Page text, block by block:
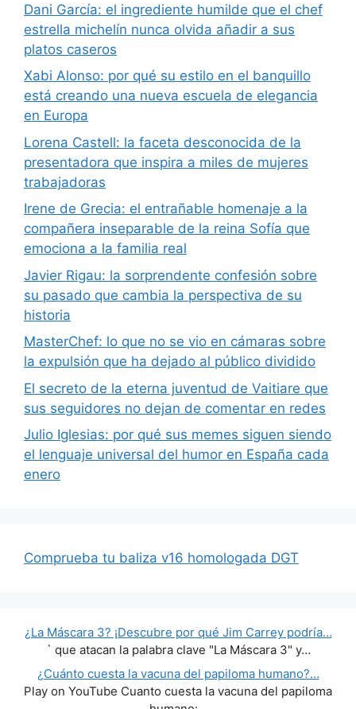
Dani García: el ingrediente humilde que el chef
estrella michelín nunca olvida añadir a sus
platos caseros
Xabi Alonso: por qué su estilo en el banquillo
está creando una nueva escuela de elegancia
en Europa
Lorena Castell: la faceta desconocida de la
presentadora que inspira a miles de mujeres
trabajadoras
Irene de Grecia: el entrañable homenaje a la
compañera inseparable de la reina Sofía que
emociona a la familia real
Javier Rigau: la sorprendente confesión sobre
su pasado que cambia la perspectiva de su
historia
MasterChef: lo que no se vio en cámaras sobre
la expulsión que ha dejado al público dividido
El secreto de la eterna juventud de Vaitiare que
sus seguidores no dejan de comentar en redes
Julio Iglesias: por qué sus memes siguen siendo
el lenguaje universal del humor en España cada
enero
Comprueba tu baliza v16 homologada DGT
¿La Máscara 3? ¡Descubre por qué Jim Carrey podría…
` que atacan la palabra clave "La Máscara 3" y…
¿Cuánto cuesta la vacuna del papiloma humano?…
Play on YouTube Cuanto cuesta la vacuna del papiloma